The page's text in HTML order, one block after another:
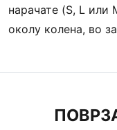
нарачате (S, L или
околу колена, во